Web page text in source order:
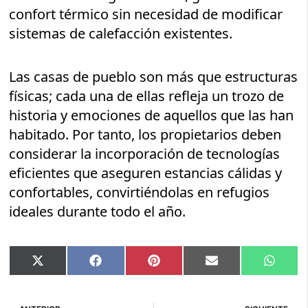
confort térmico sin necesidad de modificar
sistemas de calefacción existentes.
Las casas de pueblo son más que estructuras
físicas; cada una de ellas refleja un trozo de
historia y emociones de aquellos que las han
habitado. Por tanto, los propietarios deben
considerar la incorporación de tecnologías
eficientes que aseguren estancias cálidas y
confortables, convirtiéndolas en refugios
ideales durante todo el año.
Compartir
en
X
(Twitter)
Compartir
en
Facebook Compartir
en
Pinterest Compartir
en
Email
en